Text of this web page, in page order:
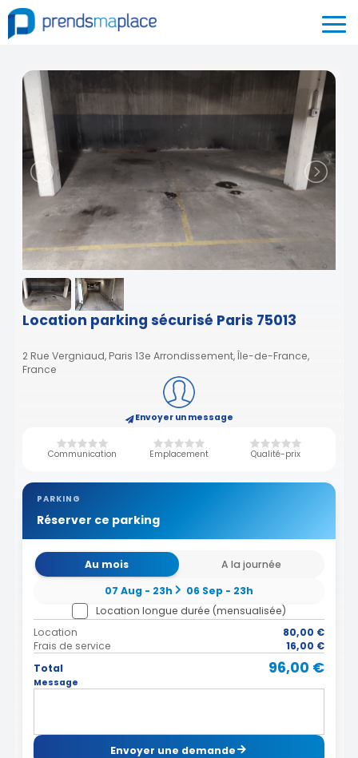
Location parking sécurisé Paris 75013
2 Rue Vergniaud, Paris 13e Arrondissement, Île-de-France,
France
Envoyer un message
Communication Emplacement Qualité-prix
PARKING
Réserver ce parking
Au mois
A la journée
07 Aug - 23h
06 Sep - 23h
Location longue durée (mensualisée)
Location
80,00 €
Frais de service
16,00 €
Total
96,00 €
Message
Envoyer une demande